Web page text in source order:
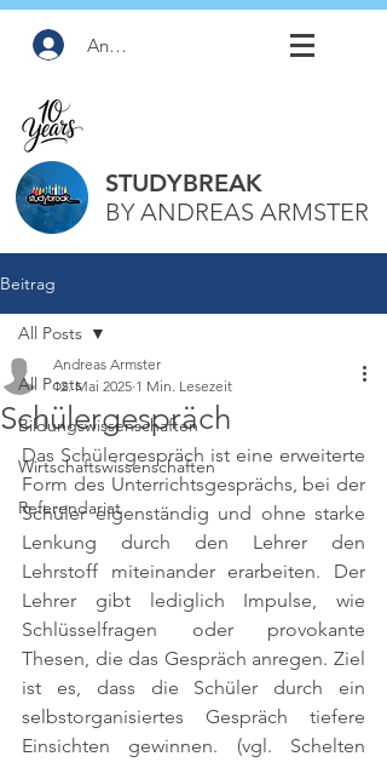
Anmelden
STUDYBREAK
BY ANDREAS ARMSTER
Beitrag
All Posts
Bildungswissenschaften
Wirtschaftswissenschaften
Referendariat
All Posts
Schülergespräch
Andreas Armster
12. Mai 2025 1 Min. Lesezeit
Das Schülergespräch ist eine erweiterte
Form des Unterrichtsgesprächs, bei der
Schüler eigenständig und ohne starke
Lenkung durch den Lehrer den
Lehrstoff miteinander erarbeiten. Der
Lehrer gibt lediglich Impulse, wie
Schlüsselfragen oder provokante
Thesen, die das Gespräch anregen. Ziel
ist es, dass die Schüler durch ein
selbstorganisiertes Gespräch tiefere
Einsichten gewinnen. (vgl. Schelten